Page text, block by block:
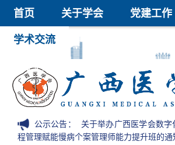
首页 关于学会 党建工作
学术交流
继续教育
医学科技奖
公示公告： 关于举办广西医学会数字
程管理赋能慢病个案管理师能力提升班的通